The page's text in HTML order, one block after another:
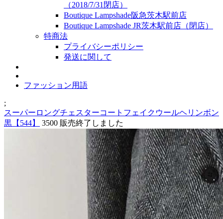
（2018/7/31閉店）
Boutique Lampshade阪急茨木駅前店
Boutique Lampshade JR茨木駅前店（閉店）
特商法
プライバシーポリシー
発送に関して
ファッション用語
;
スーパーロングチェスターコートフェイクウールヘリンボン
黒【544】
3500 販売終了しました